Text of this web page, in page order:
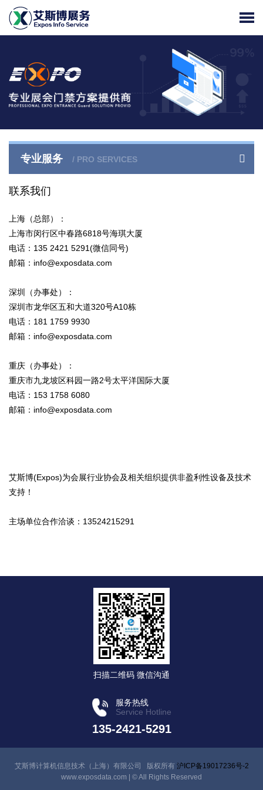
专业服务 / PRO SERVICES
联系我们
上海（总部）：
上海市闵行区中春路6818号海琪大厦
电话：135 2421 5291(微信同号)
邮箱：info@exposdata.com
深圳 （办事处）
：
深圳市龙华区五和大道320号A10栋
电话：181 1759 9930
邮箱：info@exposdata.com
重庆 （办事处）
：
重庆市九龙坡区科园一路2号太平洋国际大厦
电话：153 1758 6080
邮箱：info@exposdata.com
艾斯博(Expos)为会展行业协会及相关组织提供非盈利性设备及技术
支持！
主场单位合作洽谈：13524215291
扫描二维码 微信沟通
服务热线
Service Hotline
135-2421-5291
艾斯博计算机信息技术（上海）有限公司 版权所有 沪ICP备19017236号-2
www.exposdata.com | © All Rights Reserved